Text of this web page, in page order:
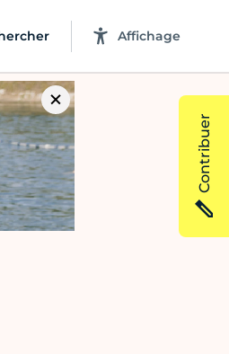
Affichage
Contribuer